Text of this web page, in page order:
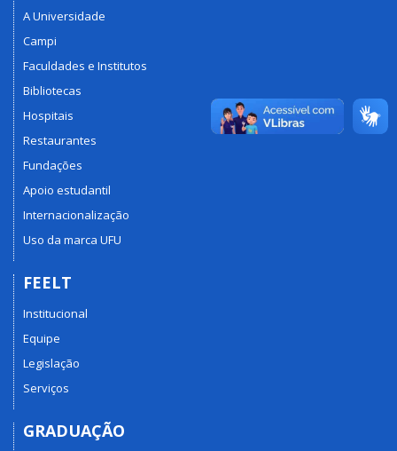
A Universidade
Campi
Faculdades e Institutos
Bibliotecas
Hospitais
Restaurantes
Fundações
Apoio estudantil
Internacionalização
Uso da marca UFU
FEELT
Institucional
Equipe
Legislação
Serviços
GRADUAÇÃO